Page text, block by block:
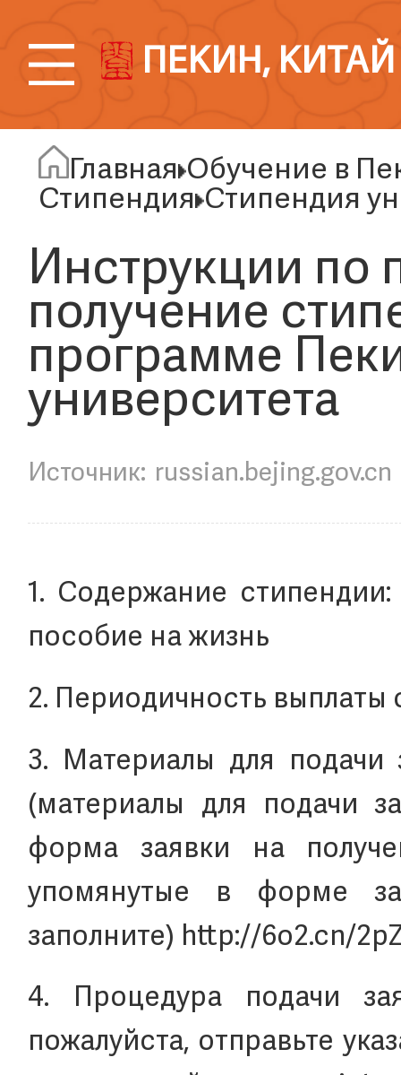
ПЕКИН, КИТАЙ
Главная Обучение в
Стипендия Стипендия
Инструкции по
получение
программе
университета
russian.bejing.gov.cn
1. Содержание
пособие на жизнь
2. Периодичность выплаты
3. Материалы для подачи
(материалы для подачи
форма заявки на
упомянутые в форме
заполните) http://6o2.cn/
4. Процедура подачи
пожалуйста, отправьте